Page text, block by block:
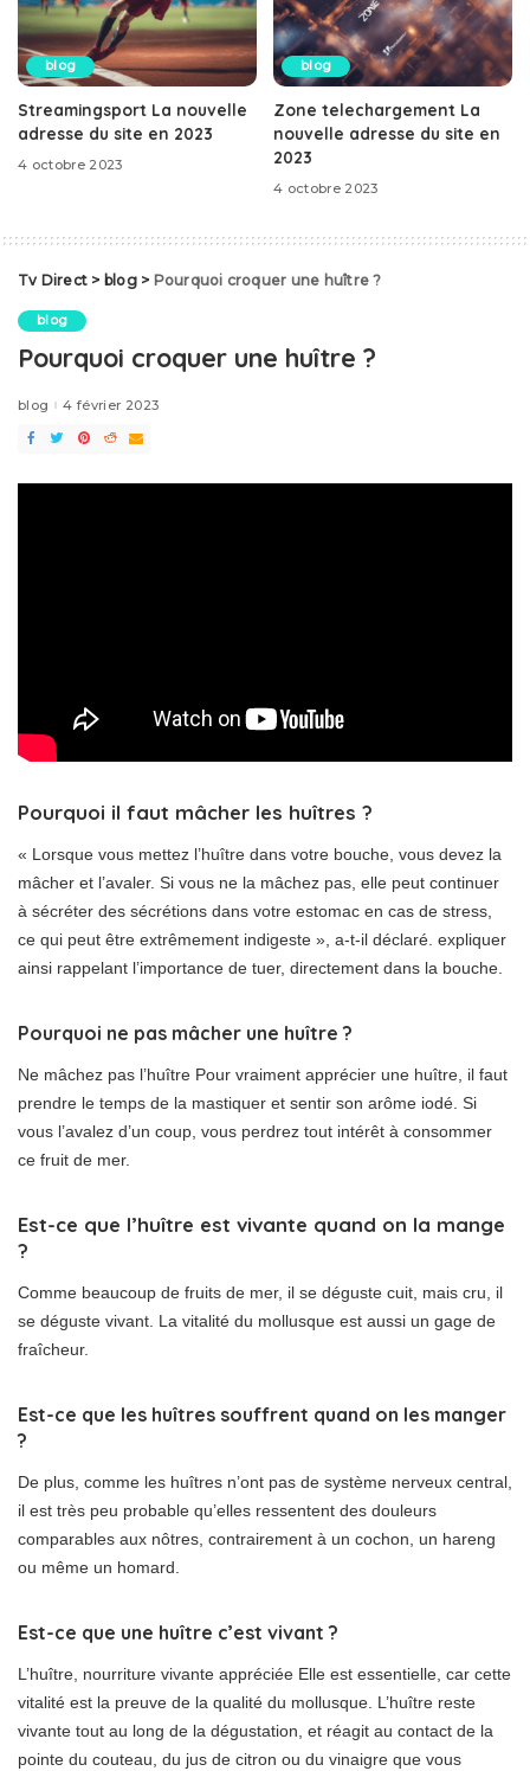
blog
Streamingsport La nouvelle
adresse du site en 2023
4 octobre 2023
blog
Zone telechargement La
nouvelle adresse du site en
2023
4 octobre 2023
Tv Direct > blog> Pourquoi croquer une huître ?
blog
Pourquoi croquer une huître ?
blog 4 février 2023
Pourquoi il faut mâcher les huîtres ?
« Lorsque vous mettez l’huître dans votre bouche, vous devez la
mâcher et l’avaler. Si vous ne la mâchez pas, elle peut continuer
à sécréter des sécrétions dans votre estomac en cas de stress,
ce qui peut être extrêmement indigeste », a-t-il déclaré. expliquer
ainsi rappelant l’importance de tuer, directement dans la bouche.
Pourquoi ne pas mâcher une huître ?
Ne mâchez pas l’huître Pour vraiment apprécier une huître, il faut
prendre le temps de la mastiquer et sentir son arôme iodé. Si
vous l’avalez d’un coup, vous perdrez tout intérêt à consommer
ce fruit de mer.
Est-ce que l’huître est vivante quand on la mange
?
Comme beaucoup de fruits de mer, il se déguste cuit, mais cru, il
se déguste vivant. La vitalité du mollusque est aussi un gage de
fraîcheur.
Est-ce que les huîtres souffrent quand on les manger
?
De plus, comme les huîtres n’ont pas de système nerveux central,
il est très peu probable qu’elles ressentent des douleurs
comparables aux nôtres, contrairement à un cochon, un hareng
ou même un homard.
Est-ce que une huître c’est vivant ?
L’huître, nourriture vivante appréciée Elle est essentielle, car cette
vitalité est la preuve de la qualité du mollusque. L’huître reste
vivante tout au long de la dégustation, et réagit au contact de la
pointe du couteau, du jus de citron ou du vinaigre que vous